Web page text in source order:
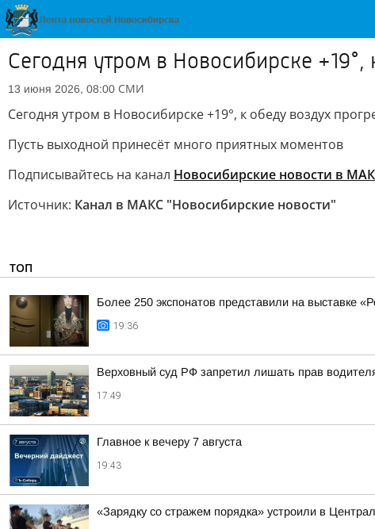
Сегодня утром в Новосибирске
13 июня 2026, 08:00 СМИ
Сегодня утром в Новосибирске +19°, к обеду воздух
Пусть выходной принесёт много приятных моментов
Подписывайтесь на канал Новосибирские новости в
Источник: Канал в МАКС "Новосибирские новости"
ТОП
Более 250 экспонатов представили на выставке
19:36
Верховный суд РФ запретил лишать прав
17:49
Главное к вечеру 7 августа
19:43
«Зарядку со стражем порядка» устроили в